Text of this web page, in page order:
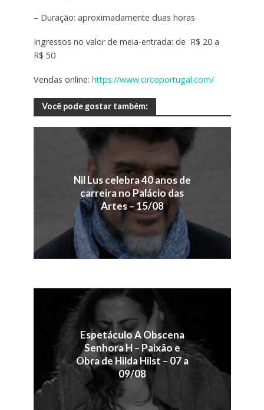
– Duração: aproximadamente duas horas
Ingressos no valor de meia-entrada: de R$ 20 a
R$ 50
Vendas online: https://www.circoportugal.com/
Você pode gostar também:
Nil Lus celebra 40 anos de
carreira no Palácio das
Artes – 15/08
Espetáculo A Obscena
Senhora H – Paixão e
Obra de Hilda Hilst – 07 a
09/08